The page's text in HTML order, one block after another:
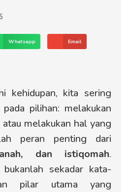
Whatsapp Email
kehidupan, kita sering
pilihan: melakukan
melakukan hal yang
peran penting dari
dan istiqomah.
sekadar kata-
pilar utama yang